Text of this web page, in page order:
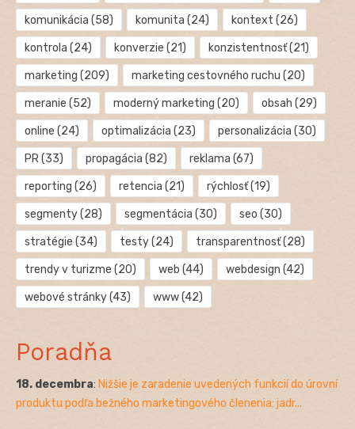
komunikácia (58) komunita (24) kontext (26)
kontrola (24) konverzie (21) konzistentnosť(21)
marketing (209) marketing cestovného ruchu (20)
meranie (52) moderný marketing (20) obsah (29)
online (24) optimalizácia (23) personalizácia (30)
PR(33) propagácia (82) reklama (67)
reporting (26) retencia (21) rýchlosť(19)
segmenty(28) segmentácia (30) seo (30)
stratégie (34) testy(24) transparentnosť(28)
trendy v turizme (20) web (44) webdesign (42)
webové stránky(43) www(42)
Poradňa
18. decembra: Nižšie je zaradenie uvedených funkcií do úrovní
produktu podľa bežného marketingového členenia: jadr...